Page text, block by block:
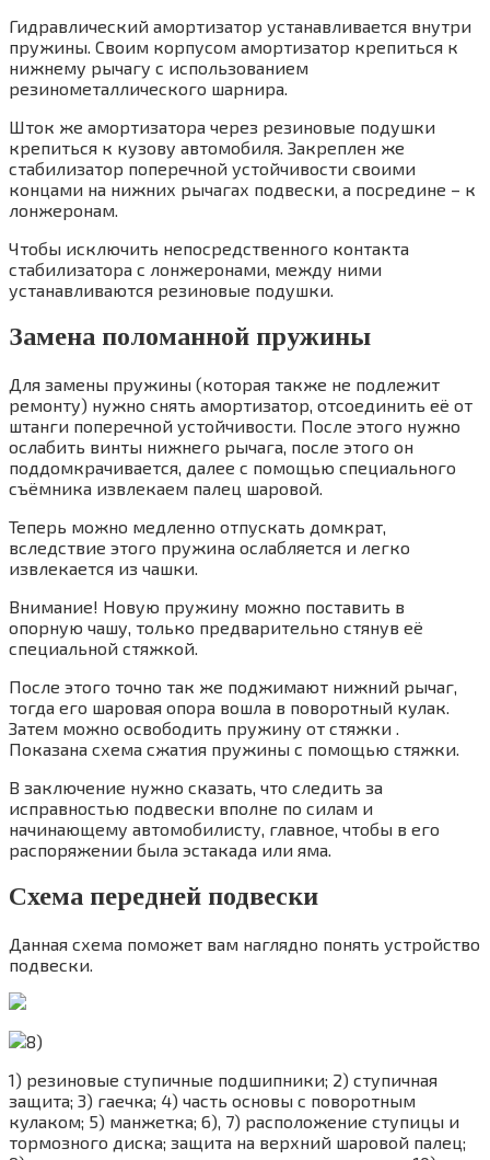
Гидравлический амортизатор устанавливается внутри
пружины. Своим корпусом амортизатор крепиться к
нижнему рычагу с использованием
резинометаллического шарнира.
Шток же амортизатора через резиновые подушки
крепиться к кузову автомобиля. Закреплен же
стабилизатор поперечной устойчивости своими
концами на нижних рычагах подвески, а посредине – к
лонжеронам.
Чтобы исключить непосредственного контакта
стабилизатора с лонжеронами, между ними
устанавливаются резиновые подушки.
Замена поломанной пружины
Для замены пружины (которая также не подлежит
ремонту) нужно снять амортизатор, отсоединить её от
штанги поперечной устойчивости. После этого нужно
ослабить винты нижнего рычага, после этого он
поддомкрачивается, далее с помощью специального
съёмника извлекаем палец шаровой.
Теперь можно медленно отпускать домкрат,
вследствие этого пружина ослабляется и легко
извлекается из чашки.
Внимание! Новую пружину можно поставить в
опорную чашу, только предварительно стянув её
специальной стяжкой.
После этого точно так же поджимают нижний рычаг,
тогда его шаровая опора вошла в поворотный кулак.
Затем можно освободить пружину от стяжки .
Показана схема сжатия пружины с помощью стяжки.
В заключение нужно сказать, что следить за
исправностью подвески вполне по силам и
начинающему автомобилисту, главное, чтобы в его
распоряжении была эстакада или яма.
Схема передней подвески
Данная схема поможет вам наглядно понять устройство
подвески.
1) резиновые ступичные подшипники; 2) ступичная
защита; 3) гаечка; 4) часть основы с поворотным
кулаком; 5) манжетка; 6), 7) расположение ступицы и
тормозного диска; защита на верхний шаровой палец;